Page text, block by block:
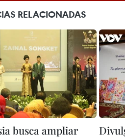
RELACIONADAS
busca ampliar